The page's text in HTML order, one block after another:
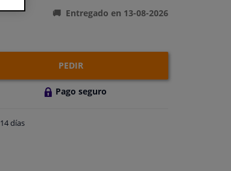
Entregado en 13-08-2026
PEDIR
Pago seguro
14 días